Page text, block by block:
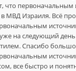
что
в МВД Израиля. Всё
на следующий
Спасибо
все быстро и